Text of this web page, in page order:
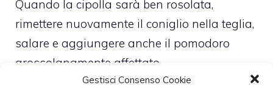
Gestisci Consenso Cookie
Quando la cipolla sarà ben rosolata,
rimettere nuovamente il coniglio nella teglia,
salare e aggiungere anche il pomodoro
grossolanamente affettato.